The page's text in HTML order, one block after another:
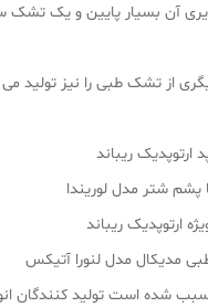
آن بسیار پایین و یک
از تشک طبی را نیز تولید
ریباند
شتر مدل لوریندا
ارتوپدیک ریباند
مدیکال مدل لنورا آتیکس
سبب شده است تولید کنندگان